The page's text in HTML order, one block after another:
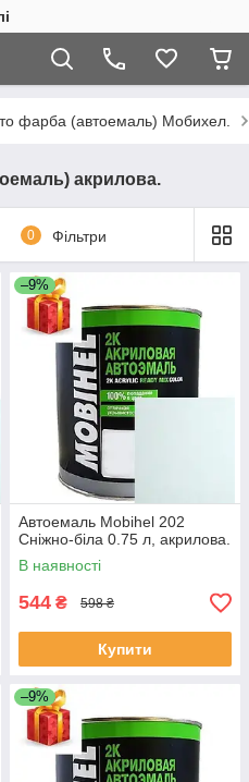
фарба (автоемаль) Мобихел.
акрилова.
0 Фільтри
–9%
Автоемаль Mobihel 202
Сніжно-біла 0.75 л, акрилова.
В наявності
544 ₴ 598 ₴
Купити
–9%